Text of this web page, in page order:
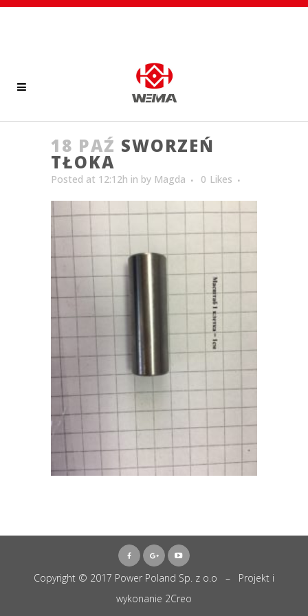
18 PAŹ SWORZEŃ
TŁOKA
Posted at 12:12h in by Magda 0 Likes
Copyright © 2017 Power Poland Sp. z o.o – Projekt i
wykonanie 2Creo